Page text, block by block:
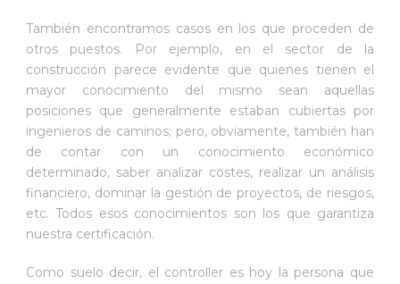
También encontramos casos en los que proceden de
otros puestos. Por ejemplo, en el sector de la
construcción parece evidente que quienes tienen el
mayor conocimiento del mismo sean aquellas
posiciones que generalmente estaban cubiertas por
ingenieros de caminos; pero, obviamente, también han
de contar con un conocimiento económico
determinado, saber analizar costes, realizar un análisis
financiero, dominar la gestión de proyectos, de riesgos,
etc. Todos esos conocimientos son los que garantiza
nuestra certificación.
Como suelo decir, el controller es hoy la persona que